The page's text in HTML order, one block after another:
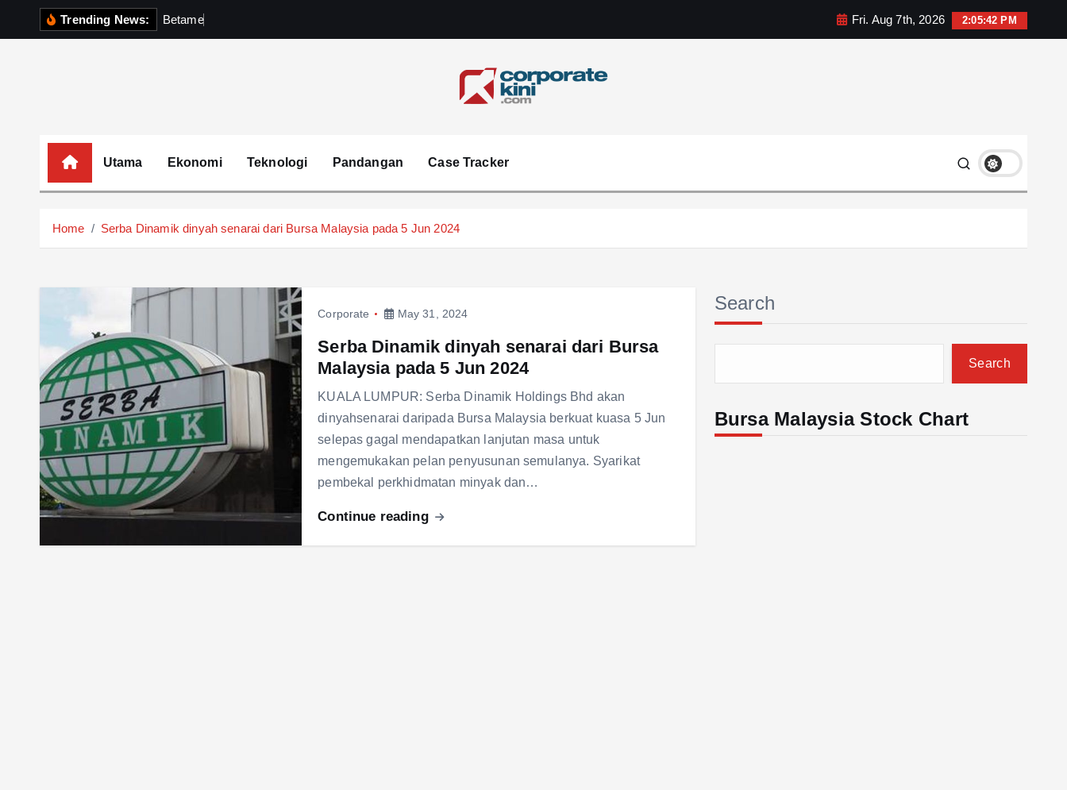
Trending News: Betamek Fri. Aug 7th, 2026 2:05:43 PM
Utama Ekonomi Teknologi Pandangan Case Tracker
Home Serba Dinamik dinyah senarai dari Bursa Malaysia pada 5 Jun 2024
Corporate May 31, 2024
Serba Dinamik dinyah senarai dari Bursa
Malaysia pada 5 Jun 2024
KUALA LUMPUR: Serba Dinamik Holdings Bhd akan
dinyahsenarai daripada Bursa Malaysia berkuat kuasa 5 Jun
selepas gagal mendapatkan lanjutan masa untuk
mengemukakan pelan penyusunan semulanya. Syarikat
pembekal perkhidmatan minyak dan…
Continue reading
Search
Search
Bursa Malaysia Stock Chart